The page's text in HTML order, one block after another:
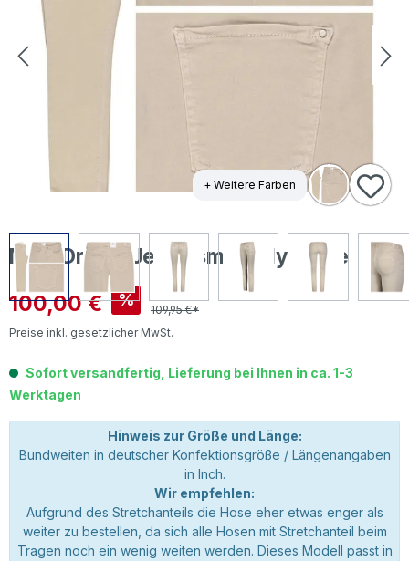
+ Weitere Farben
MAC Dream Jeans smoothly beige
Verkaufspreis:
100,00 € %
109,95 €*
Preise inkl. gesetzlicher MwSt.
Sofort versandfertig, Lieferung bei Ihnen in ca. 1-3
Werktagen
Hinweis zur Größe und Länge:
Bundweiten in deutscher Konfektionsgröße / Längenangaben
in Inch.
Wir empfehlen:
Aufgrund des Stretchanteils die Hose eher etwas enger als
weiter zu bestellen, da sich alle Hosen mit Stretchanteil beim
Tragen noch ein wenig weiten werden. Dieses Modell passt in